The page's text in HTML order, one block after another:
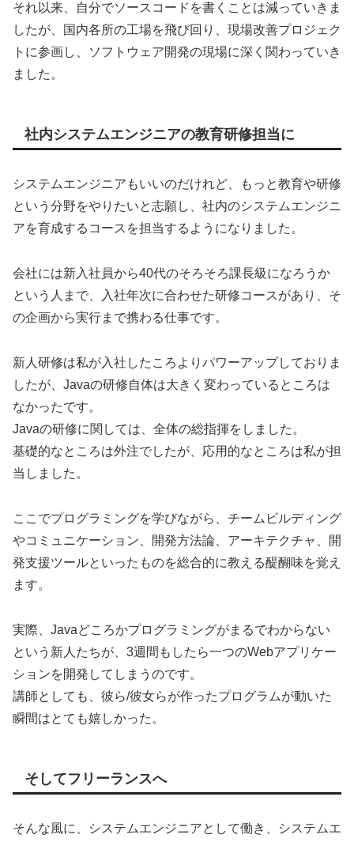
それ以来、自分でソースコードを書くことは減っていきま
したが、国内各所の工場を飛び回り、現場改善プロジェク
トに参画し、ソフトウェア開発の現場に深く関わっていき
ました。
社内システムエンジニアの教育研修担当に
システムエンジニアもいいのだけれど、もっと教育や研修
という分野をやりたいと志願し、社内のシステムエンジニ
アを育成するコースを担当するようになりました。
会社には新入社員から40代のそろそろ課長級になろうか
という人まで、入社年次に合わせた研修コースがあり、そ
の企画から実行まで携わる仕事です。
新人研修は私が入社したころよりパワーアップしておりま
したが、Javaの研修自体は大きく変わっているところは
なかったです。
Javaの研修に関しては、全体の総指揮をしました。
基礎的なところは外注でしたが、応用的なところは私が担
当しました。
ここでプログラミングを学びながら、チームビルディング
やコミュニケーション、開発方法論、アーキテクチャ、開
発支援ツールといったものを総合的に教える醍醐味を覚え
ます。
実際、Javaどころかプログラミングがまるでわからない
という新人たちが、3週間もしたら一つのWebアプリケー
ションを開発してしまうのです。
講師としても、彼ら/彼女らが作ったプログラムが動いた
瞬間はとても嬉しかった。
そしてフリーランスへ
そんな風に、システムエンジニアとして働き、システムエ